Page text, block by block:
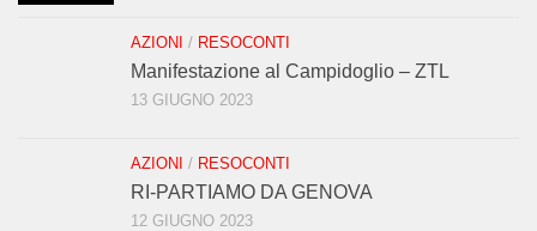
AZIONI / RESOCONTI
Manifestazione al Campidoglio – ZTL
13 GIUGNO 2023
AZIONI / RESOCONTI
RI-PARTIAMO DA GENOVA
12 GIUGNO 2023